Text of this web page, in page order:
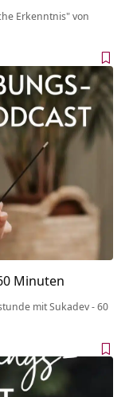
Erkenntnis" von
Minuten
mit Sukadev - 60